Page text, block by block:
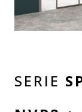
SERIE